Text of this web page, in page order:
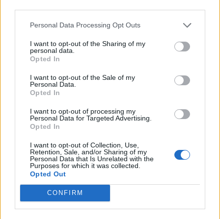
Personal Data Processing Opt Outs
I want to opt-out of the Sharing of my
personal data.
Opted In
I want to opt-out of the Sale of my
Personal Data.
Opted In
I want to opt-out of processing my
Personal Data for Targeted Advertising.
Opted In
I want to opt-out of Collection, Use,
Retention, Sale, and/or Sharing of my
Personal Data that Is Unrelated with the
Purposes for which it was collected.
Opted Out
CONFIRM
Ψήνουμε σε προθερμασμένο φούρνο, στις
για περίπου 60΄, μέχρι να ροδίσει καλά η
επιφάνεια.
Αφήνουμε το μουσακά να κρυώσει, (για να
κόβεται) και σερβίρουμε. Ιδανικά, τρώγεται
χλιαρός.
ΣΥΝΤΑΓΗ